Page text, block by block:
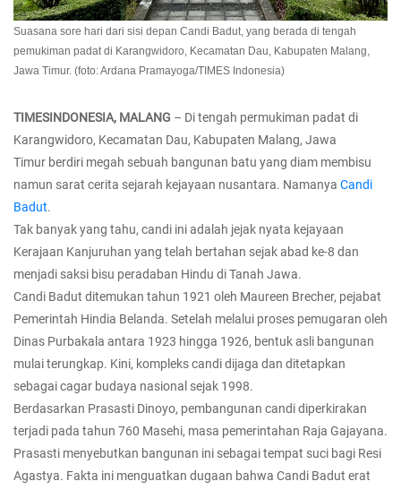
Suasana sore hari dari sisi depan Candi Badut, yang berada di tengah
pemukiman padat di Karangwidoro, Kecamatan Dau, Kabupaten Malang,
Jawa Timur. (foto: Ardana Pramayoga/TIMES Indonesia)
TIMESINDONESIA, MALANG – Di tengah permukiman padat di
Karangwidoro, Kecamatan Dau, Kabupaten Malang, Jawa
Timur berdiri megah sebuah bangunan batu yang diam membisu
namun sarat cerita sejarah kejayaan nusantara. Namanya Candi
Badut.
Tak banyak yang tahu, candi ini adalah jejak nyata kejayaan
Kerajaan Kanjuruhan yang telah bertahan sejak abad ke-8 dan
menjadi saksi bisu peradaban Hindu di Tanah Jawa.
Candi Badut ditemukan tahun 1921 oleh Maureen Brecher, pejabat
Pemerintah Hindia Belanda. Setelah melalui proses pemugaran oleh
Dinas Purbakala antara 1923 hingga 1926, bentuk asli bangunan
mulai terungkap. Kini, kompleks candi dijaga dan ditetapkan
sebagai cagar budaya nasional sejak 1998.
Berdasarkan Prasasti Dinoyo, pembangunan candi diperkirakan
terjadi pada tahun 760 Masehi, masa pemerintahan Raja Gajayana.
Prasasti menyebutkan bangunan ini sebagai tempat suci bagi Resi
Agastya. Fakta ini menguatkan dugaan bahwa Candi Badut erat